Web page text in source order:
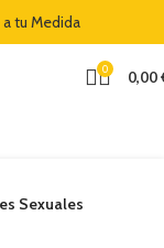
tu Medida
0 0,00
Sexuales